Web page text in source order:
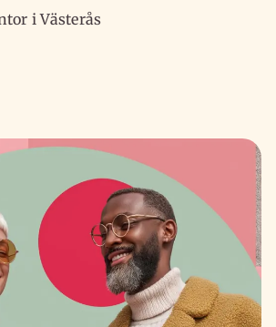
i Västerås